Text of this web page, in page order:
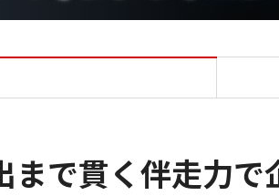
まで貫く伴走力